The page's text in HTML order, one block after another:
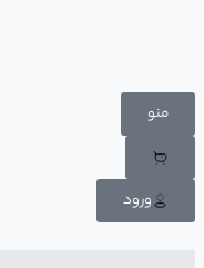
منو
ورود